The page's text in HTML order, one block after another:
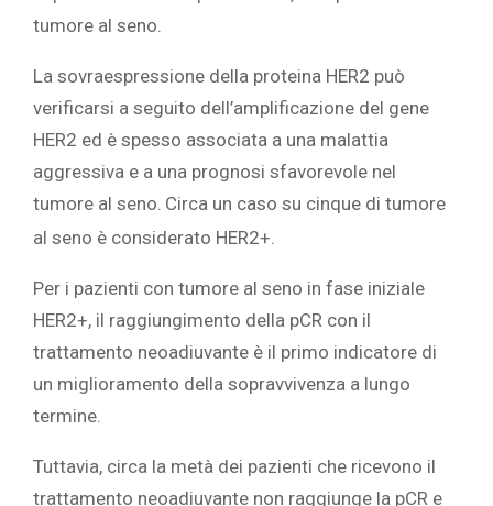
tumore al seno.
La sovraespressione della proteina HER2 può
verificarsi a seguito dell’amplificazione del gene
HER2 ed è spesso associata a una malattia
aggressiva e a una prognosi sfavorevole nel
tumore al seno. Circa un caso su cinque di tumore
al seno è considerato HER2+.
Per i pazienti con tumore al seno in fase iniziale
HER2+, il raggiungimento della pCR con il
trattamento neoadiuvante è il primo indicatore di
un miglioramento della sopravvivenza a lungo
termine.
Tuttavia, circa la metà dei pazienti che ricevono il
trattamento neoadiuvante non raggiunge la pCR e